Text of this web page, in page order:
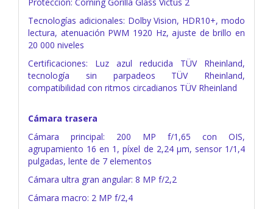
Tecnologías adicionales: Dolby Vision, HDR10+, modo
lectura, atenuación PWM 1920 Hz, ajuste de brillo en
20 000 niveles
Certificaciones: Luz azul reducida TÜV Rheinland,
tecnología sin parpadeos TÜV Rheinland,
compatibilidad con ritmos circadianos TÜV Rheinland
Cámara trasera
Cámara principal: 200 MP f/1,65 con OIS,
agrupamiento 16 en 1, píxel de 2,24 μm, sensor 1/1,4
pulgadas, lente de 7 elementos
Cámara ultra gran angular: 8 MP f/2,2
Cámara macro: 2 MP f/2,4